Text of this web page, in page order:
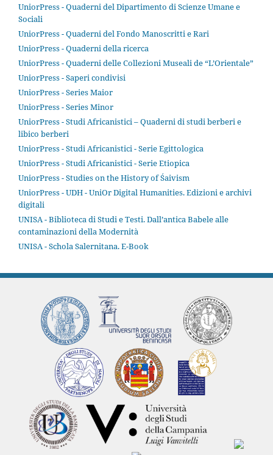
UniorPress - Quaderni del Dipartimento di Scienze Umane e
Sociali
UniorPress - Quaderni del Fondo Manoscritti e Rari
UniorPress - Quaderni della ricerca
UniorPress - Quaderni delle Collezioni Museali de “L’Orientale”
UniorPress - Saperi condivisi
UniorPress - Series Maior
UniorPress - Series Minor
UniorPress - Studi Africanistici – Quaderni di studi berberi e
libico berberi
UniorPress - Studi Africanistici - Serie Egittologica
UniorPress - Studi Africanistici - Serie Etiopica
UniorPress - Studies on the History of Śaivism
UniorPress - UDH - UniOr Digital Humanities. Edizioni e archivi
digitali
UNISA - Biblioteca di Studi e Testi. Dall’antica Babele alle
contaminazioni della Modernità
UNISA - Schola Salernitana. E-Book